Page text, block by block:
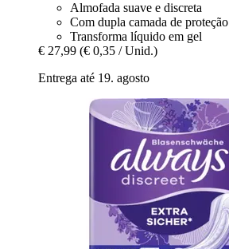
Almofada suave e discreta
Com dupla camada de proteção
Transforma líquido em gel
€ 27,99 (€ 0,35 / Unid.)
Entrega até 19. agosto